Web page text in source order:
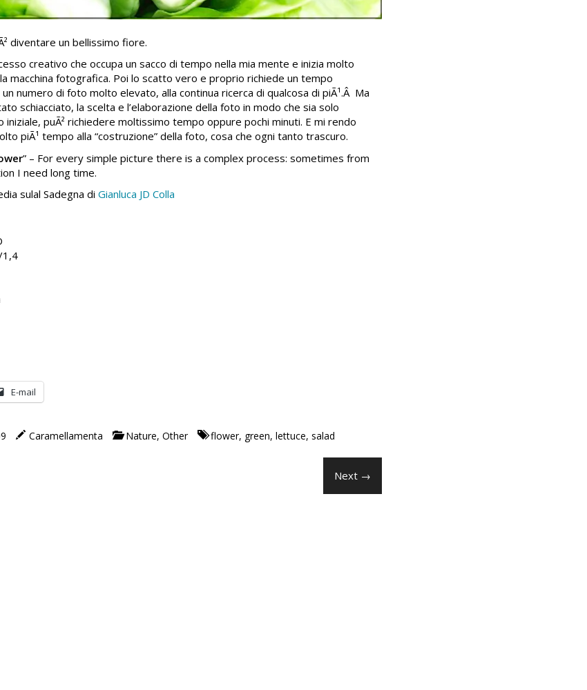
diventare un bellissimo fiore.
creativo che occupa un sacco di tempo nella mia mente e inizia molto
macchina fotografica. Poi lo scatto vero e proprio richiede un tempo
numero di foto molto elevato, alla continua ricerca di qualcosa di piÃ¹.Â Ma
schiacciato, la scelta e l’elaborazione della foto in modo che sia solo
puÃ² richiedere moltissimo tempo oppure pochi minuti. E mi rendo
piÃ¹ tempo alla “costruzione” della foto, cosa che ogni tanto trascuro.
” – For every simple picture there is a complex process: sometimes from
I need long time.
sulal Sadegna di Gianluca JD Colla
1,4
E-mail
Caramellamenta Nature, Other flower, green, lettuce, salad
Next →